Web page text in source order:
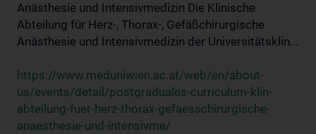
Anästhesie und Intensivmedizin Die Klinische
Abteilung für Herz-, Thorax-, Gefäßchirurgische
Anästhesie und Intensivmedizin der Universitätsklin...
https://www.meduniwien.ac.at/web/en/about-
us/events/detail/postgraduales-curriculum-klin-
abteilung-fuer-herz-thorax-gefaesschirurgische-
anaesthesie-und-intensivme/